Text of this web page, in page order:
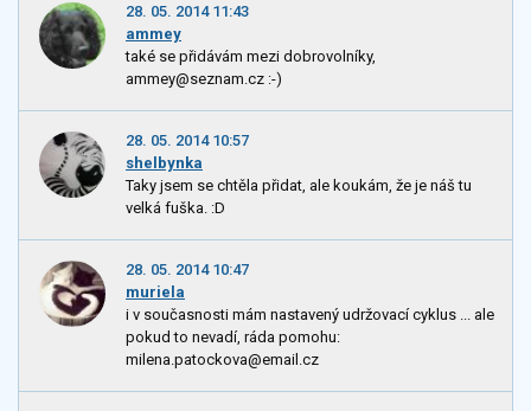
28. 05. 2014 11:43
ammey
také se přidávám mezi dobrovolníky,
ammey@seznam.cz :-)
28. 05. 2014 10:57
shelbynka
Taky jsem se chtěla přidat, ale koukám, že je náš tu
velká fuška. :D
28. 05. 2014 10:47
muriela
i v současnosti mám nastavený udržovací cyklus ... ale
pokud to nevadí, ráda pomohu:
milena.patockova@email.cz